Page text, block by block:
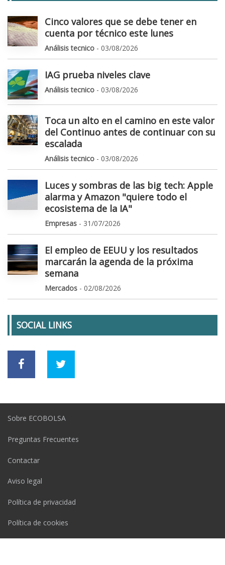
Cinco valores que se debe tener en
cuenta por técnico este lunes
Análisis tecnico - 03/08/2026
IAG prueba niveles clave
Análisis tecnico - 03/08/2026
Toca un alto en el camino en este valor
del Continuo antes de continuar con su
escalada
Análisis tecnico - 03/08/2026
Luces y sombras de las big tech: Apple
alarma y Amazon "quiere todo el
ecosistema de la IA"
Empresas - 31/07/2026
El empleo de EEUU y los resultados
marcarán la agenda de la próxima
semana
Mercados - 02/08/2026
SOCIAL LINKS
Sobre ECOBOLSA
Preguntas Frecuentes
Contactar
Aviso legal
Política de privacidad
Política de cookies